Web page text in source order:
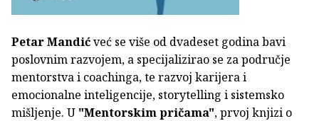
Petar Mandićveć se više od dvadeset godina bavi
poslovnim razvojem, a specijalizirao se za područje
mentorstva i coachinga, te razvoj karijera i
emocionalne inteligencije, storytelling i sistemsko
mišljenje. U "Mentorskim pričama", prvoj knjizi o